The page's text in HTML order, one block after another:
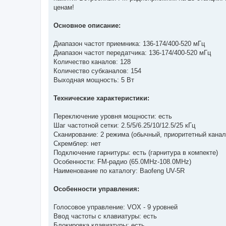
ценам!
Основное описание:
Диапазон частот приемника: 136-174/400-520 мГц
Диапазон частот передатчика: 136-174/400-520 мГц
Количество каналов: 128
Количество субканалов: 154
Выходная мощность: 5 Вт
Технические характеристики:
Переключение уровня мощности: есть
Шаг частотной сетки: 2.5/5/6.25/10/12.5/25 кГц
Сканирование: 2 режима (обычный, приоритетный
Скремблер: нет
Подключение гарнитуры: есть (гарнитура в компекте)
Особенности: FM-радио (65.0MHz-108.0MHz)
Наименование по каталогу: Baofeng UV-5R
Особенности управления:
Голосовое управление: VOX - 9 уровней
Ввод частоты с клавиатуры: есть